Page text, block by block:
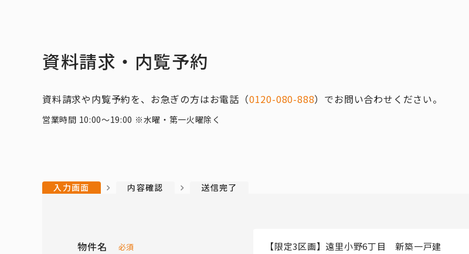
資料請求・内覧予約
資料請求や内覧予約を、お急ぎの方はお電話（0120-080-888）でお問い合わせください。
営業時間 10:00～19:00 ※水曜・第一火曜除く
入力画面 内容確認 送信完了
物件名 必須